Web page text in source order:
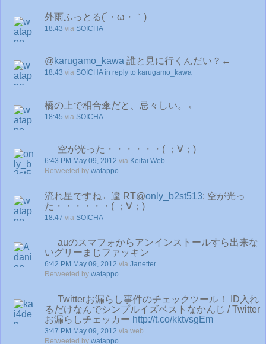
外雨ふっとる(´・ω・｀)
18:43 via SOICHA
@karugamo_kawa 誰と見に行くんだい？←
18:43 via SOICHA in reply to karugamo_kawa
橋の上で相合傘だと、忌々しい。←
18:45 via SOICHA
空が光った・・・・・・( ；∀；)
6:43 PM May 09, 2012 via Keitai Web
Retweeted by watappo
流れ星ですね←違 RT@only_b2st513: 空が光っ
た・・・・・・( ；∀；)
18:47 via SOICHA
auのスマフォからアンインストールすら出来な
いグリーまじファッキン
6:42 PM May 09, 2012 via Janetter
Retweeted by watappo
Twitterお漏らし事件のチェックツール！ ID入れ
るだけなんでシンプルイズベストなかんじ / Twitter
お漏らしチェッカー http://t.co/kktvsgEm
3:47 PM May 09, 2012 via web
Retweeted by watappo